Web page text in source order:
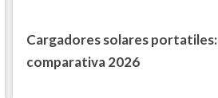
Cargadores solares portatiles:
comparativa 2026